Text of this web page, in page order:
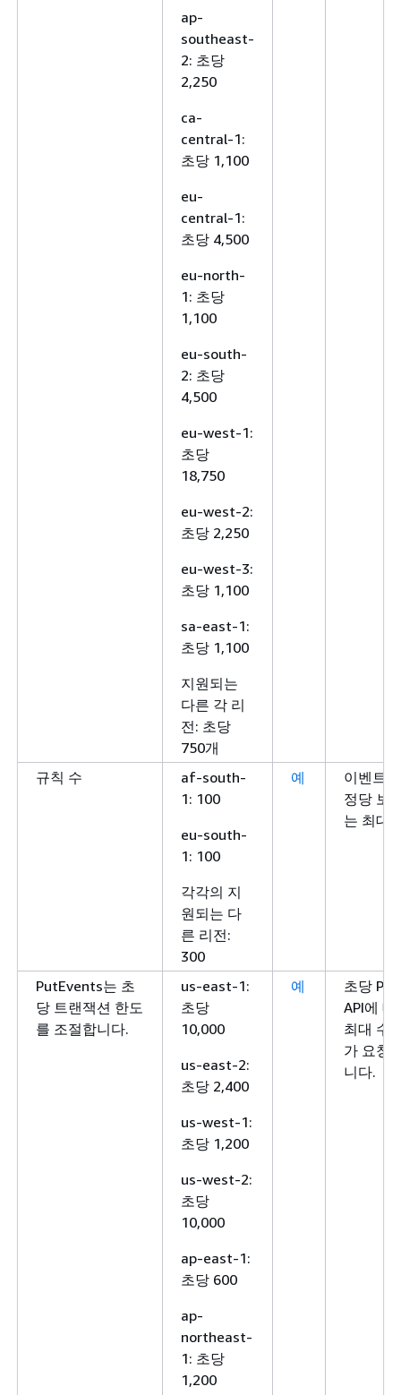
ap-
southeast-
2: 초당
2,250
ca-
central-1:
초당 1,100
eu-
central-1:
초당 4,500
eu-north-
1: 초당
1,100
eu-south-
2: 초당
4,500
eu-west-1:
초당
18,750
eu-west-2:
초당 2,250
eu-west-3:
초당 1,100
sa-east-1:
초당 1,100
지원되는
다른 각 리
전: 초당
750개
규칙 수
af-south-
1: 100
eu-south-
1: 100
각각의 지
원되는 다
른 리전:
300
예
이벤트
정당 보
는 최대
PutEvents는 초
당 트랜잭션 한도
를 조절합니다.
us-east-1:
초당
10,000
us-east-2:
초당 2,400
us-west-1:
초당 1,200
us-west-2:
초당
10,000
ap-east-1:
초당 600
ap-
northeast-
1: 초당
1,200
예
초당
API에
최대 수
가 요청
니다.